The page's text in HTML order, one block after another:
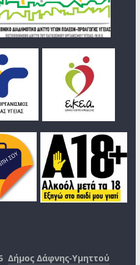
Δήμος Δάφνης-Υμηττού